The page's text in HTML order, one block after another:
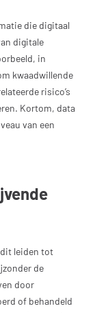
die digitaal
digitale
in
kwaadwillende
risico’s
Kortom, data
van een
leiden tot
de
door
of behandeld